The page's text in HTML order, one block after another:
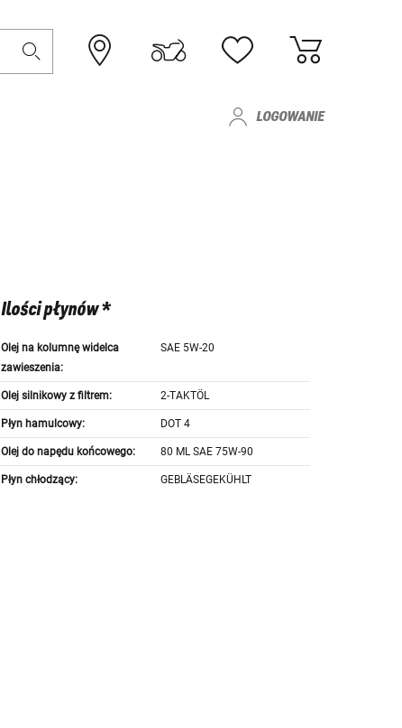
LOGOWANIE
Ilości płynów *
Olej na kolumnę widelca
zawieszenia:
SAE 5W-20
Olej silnikowy z filtrem: 2-TAKTÖL
Płyn hamulcowy: DOT 4
Olej do napędu końcowego: 80 ML SAE 75W-90
Płyn chłodzący: GEBLÄSEGEKÜHLT